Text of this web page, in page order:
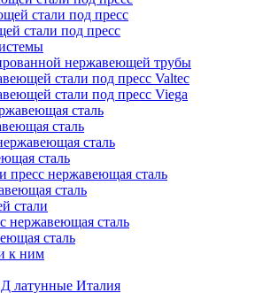
стали под пресс
стали под пресс
нержавеющей трубы
стали под пресс Valtec
стали под пресс Viega
сталь
сталь
сталь
сталь
пресс нержавеющая сталь
сталь
стали
нержавеющая сталь
сталь
к ним
латунные Италия